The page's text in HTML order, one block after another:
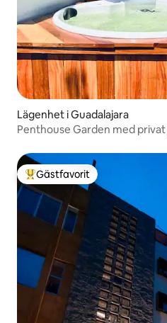
Lägenhet i Guadalajara
Penthouse Garden med
Populär gästfavorit
Gästfavorit